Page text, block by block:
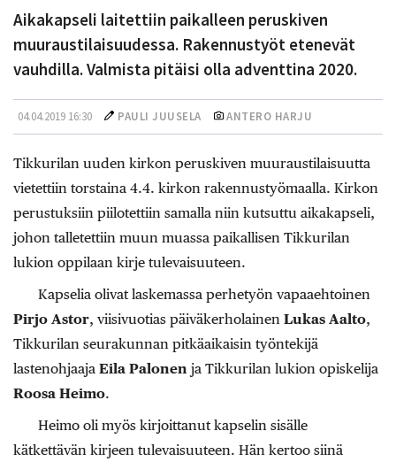
Aikakapseli laitettiin paikalleen peruskiven
muuraustilaisuudessa. Rakennustyöt etenevät
vauhdilla. Valmista pitäisi olla adventtina 2020.
04.04.2019 16:30 PAULI JUUSELA ANTERO HARJU
Tikkurilan uuden kirkon peruskiven muuraustilaisuutta
vietettiin torstaina 4.4. kirkon rakennustyömaalla. Kirkon
perustuksiin piilotettiin samalla niin kutsuttu aikakapseli,
johon talletettiin muun muassa paikallisen Tikkurilan
lukion oppilaan kirje tulevaisuuteen.
Kapselia olivat laskemassa perhetyön vapaaehtoinen
Pirjo Astor, viisivuotias päiväkerholainen Lukas Aalto,
Tikkurilan seurakunnan pitkäaikaisin työntekijä
lastenohjaaja Eila Palonen ja Tikkurilan lukion opiskelija
Roosa Heimo.
Heimo oli myös kirjoittanut kapselin sisälle
kätkettävän kirjeen tulevaisuuteen. Hän kertoo siinä